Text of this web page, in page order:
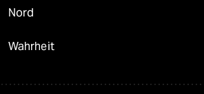
Nord
Wahrheit